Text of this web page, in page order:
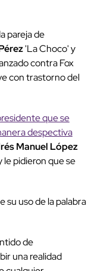
pareja de
'La Choco' y
contra Fox
con trastorno del
que se
despectiva
Manuel López
le pidieron que se
su uso de la palabra
de
una realidad